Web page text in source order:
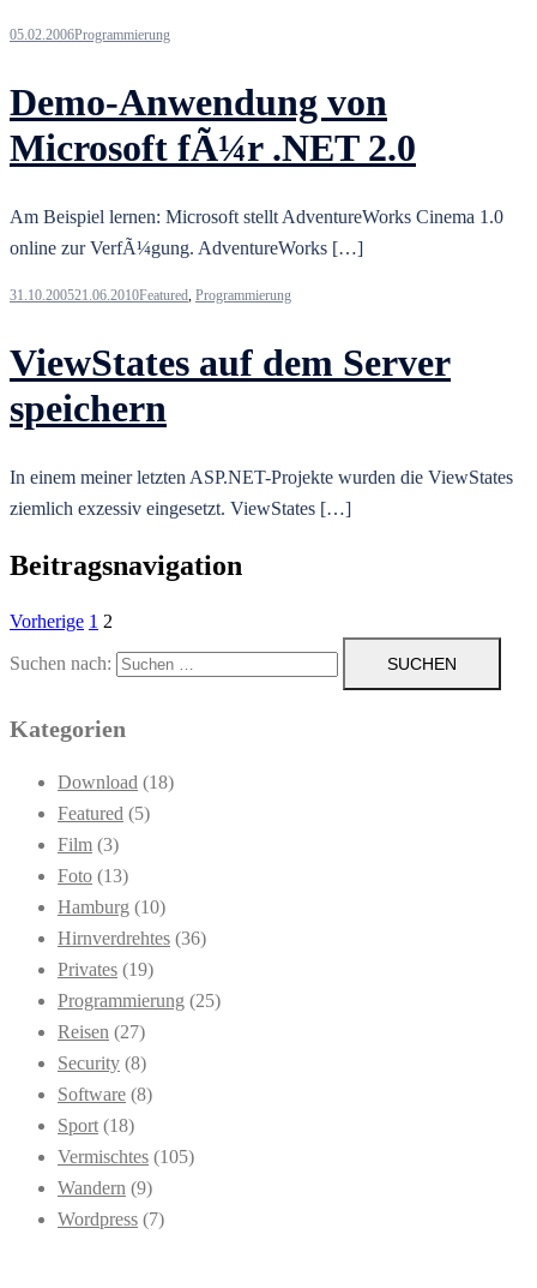
05.02.2006Programmierung
Demo-Anwendung von
Microsoft fÃ¼r .NET 2.0
Am Beispiel lernen: Microsoft stellt AdventureWorks Cinema 1.0
online zur VerfÃ¼gung. AdventureWorks […]
31.10.200521.06.2010Featured, Programmierung
ViewStates auf dem Server
speichern
In einem meiner letzten ASP.NET-Projekte wurden die ViewStates
ziemlich exzessiv eingesetzt. ViewStates […]
Beitragsnavigation
Vorherige 1 2
Suchen nach:
Kategorien
Download (18)
Featured (5)
Film (3)
Foto (13)
Hamburg (10)
Hirnverdrehtes (36)
Privates (19)
Programmierung (25)
Reisen (27)
Security (8)
Software (8)
Sport (18)
Vermischtes (105)
Wandern (9)
Wordpress (7)